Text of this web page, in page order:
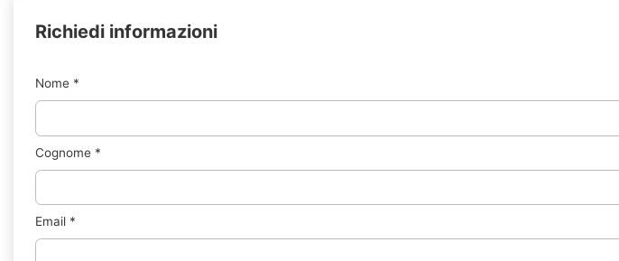
Richiedi informazioni
Nome *
Cognome *
Email *